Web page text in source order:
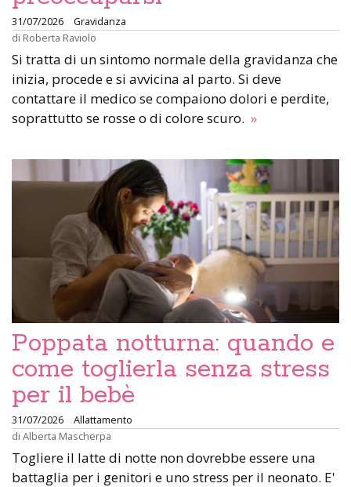
31/07/2026
Gravidanza
di Roberta Raviolo
Si tratta di un sintomo normale della gravidanza che
inizia, procede e si avvicina al parto. Si deve
contattare il medico se compaiono dolori e perdite,
soprattutto se rosse o di colore scuro. »
Poppata notturna: quando e
come toglierla senza stress
per il bebè
31/07/2026
Allattamento
di Alberta Mascherpa
Togliere il latte di notte non dovrebbe essere una
battaglia per i genitori e uno stress per il neonato. E'